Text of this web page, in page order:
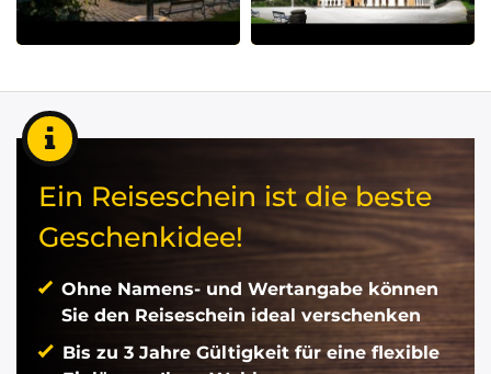
Ein Reiseschein ist die beste
Geschenkidee!
Ohne Namens- und Wertangabe können
Sie den Reiseschein ideal verschenken
Bis zu 3 Jahre Gültigkeit für eine flexible